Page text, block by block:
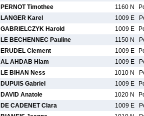
PERNOT Timothee 1160 N
LANGER Karel 1009 E
GABRIELCZYK Harold 1009 E
LE BECHENNEC Pauline 1150 N
ERUDEL Clement 1009 E
AL AHDAB Hiam 1009 E
LE BIHAN Ness 1010 N
DUPUIS Gabriel 1009 E
DAVID Anatole 1020 N
DE CADENET Clara 1009 E